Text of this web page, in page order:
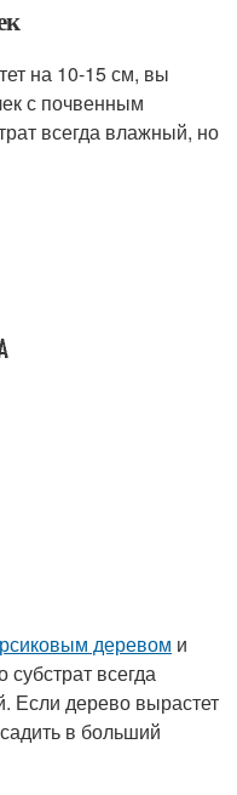
на 10-15 см, вы
с почвенным
всегда влажный, но
деревом и
субстрат всегда
Если дерево вырастет
в больший